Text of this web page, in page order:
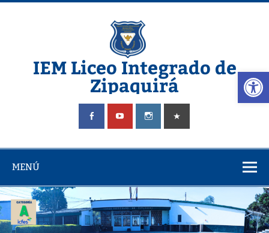
Abrir
Saltar
IEM Liceo Integrado de
Zipaquirá
Pagina del Liceo Integrado Zipaquira
MENÚ